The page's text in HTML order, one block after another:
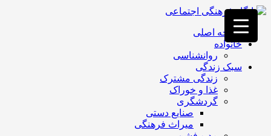
فصد
خون
غرب
تهران
خشکشویی
تصفیه
صفحه اصلی
خانواده
روانشناسی
سبک زندگی
زندگی مشترک
غذا و خوراک
گردشگری
صنایع دستی
میراث فرهنگی